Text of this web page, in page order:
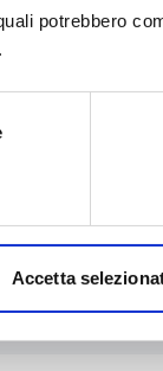
potrebbero
Accetta
o in via di
e in
soluzioni
micro,
almeno tre
di maturità.